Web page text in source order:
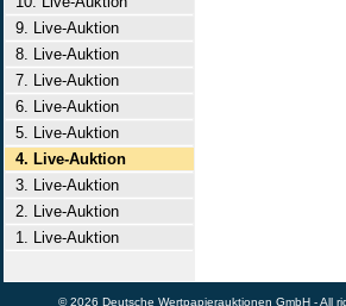
9. Live-Auktion
8. Live-Auktion
7. Live-Auktion
6. Live-Auktion
5. Live-Auktion
4. Live-Auktion
3. Live-Auktion
2. Live-Auktion
1. Live-Auktion
© 2026 Deutsche Wertpapierauktionen GmbH - All